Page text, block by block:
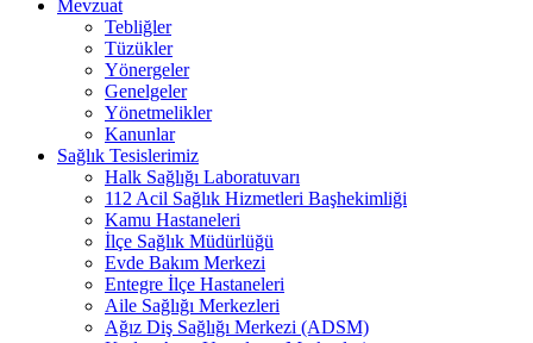
Mevzuat
Tebliğler
Tüzükler
Yönergeler
Genelgeler
Yönetmelikler
Kanunlar
Sağlık Tesislerimiz
Halk Sağlığı Laboratuvarı
112 Acil Sağlık Hizmetleri Başhekimliği
Kamu Hastaneleri
İlçe Sağlık Müdürlüğü
Evde Bakım Merkezi
Entegre İlçe Hastaneleri
Aile Sağlığı Merkezleri
Ağız Diş Sağlığı Merkezi (ADSM)